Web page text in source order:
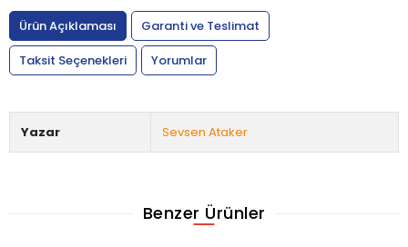
Ürün Açıklaması
Garanti ve Teslimat
Taksit Seçenekleri
Yorumlar
Yazar Sevsen Ataker
Benzer Ürünler